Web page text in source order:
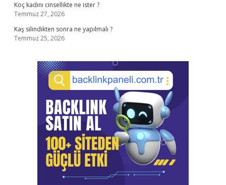
Koç kadını cinsellikte ne ister ?
Temmuz 27, 2026
Kaş silindikten sonra ne yapılmalı ?
Temmuz 25, 2026